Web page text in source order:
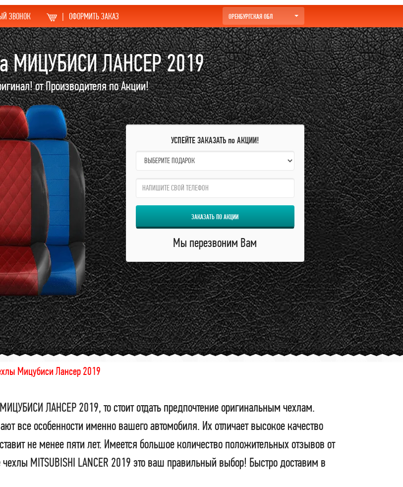
ЗВОНОК | ОФОРМИТЬ ЗАКАЗ ОРЕНБУРГСКАЯ ОБЛ
МИЦУБИСИ ЛАНСЕР 2019
от Производителя по Акции!
УСПЕЙТЕ ЗАКАЗАТЬ по АКЦИИ!
name:
qzw:
ЗАКАЗАТЬ ПО АКЦИИ
Мы перезвоним Вам
Мицубиси Лансер 2019
ЛАНСЕР 2019, то стоит отдать предпочтение оригинальным чехлам.
все особенности именно вашего автомобиля. Их отличает высокое качество
не менее пяти лет. Имеется большое количество положительных отзывов от
MITSUBISHI LANCER 2019 это ваш правильный выбор! Быстро доставим в